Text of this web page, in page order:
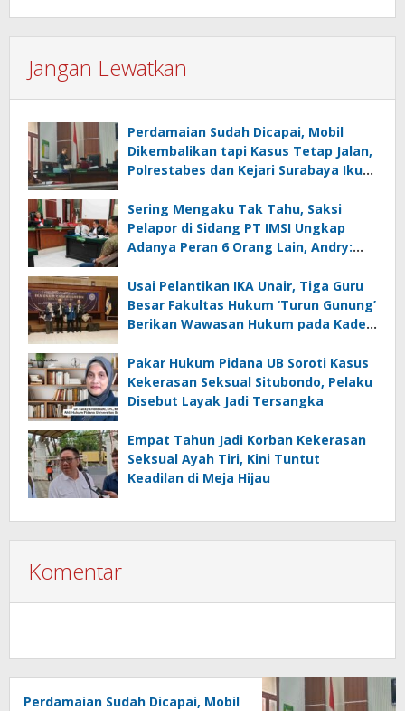
Jangan Lewatkan
Perdamaian Sudah Dicapai, Mobil
Dikembalikan tapi Kasus Tetap Jalan,
Polrestabes dan Kejari Surabaya Ikut
Sering Mengaku Tak Tahu, Saksi
Pelapor di Sidang PT IMSI Ungkap
Adanya Peran 6 Orang Lain, Andry:
Usai Pelantikan IKA Unair, Tiga Guru
Besar Fakultas Hukum ‘Turun Gunung’
Berikan Wawasan Hukum pada Kades
Pakar Hukum Pidana UB Soroti Kasus
Kekerasan Seksual Situbondo, Pelaku
Disebut Layak Jadi Tersangka
Empat Tahun Jadi Korban Kekerasan
Seksual Ayah Tiri, Kini Tuntut
Keadilan di Meja Hijau
Komentar
Perdamaian Sudah Dicapai, Mobil